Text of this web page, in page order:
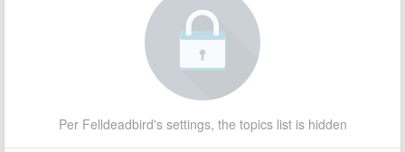
Per Felldeadbird's settings, the topics list is hidden